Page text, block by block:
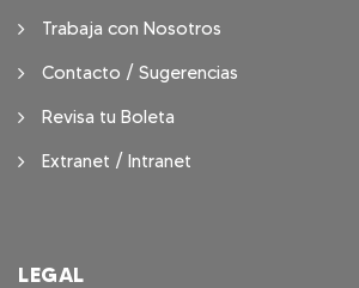
Trabaja con Nosotros
Contacto / Sugerencias
Revisa tu Boleta
Extranet / Intranet
LEGAL